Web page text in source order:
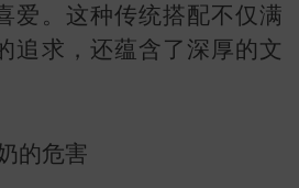
爱。这种传统搭配不仅满
追求，还蕴含了深厚的文
的危害